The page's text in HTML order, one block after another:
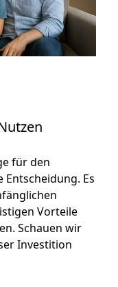
für den
Es
Vorteile
Schauen wir
Investition